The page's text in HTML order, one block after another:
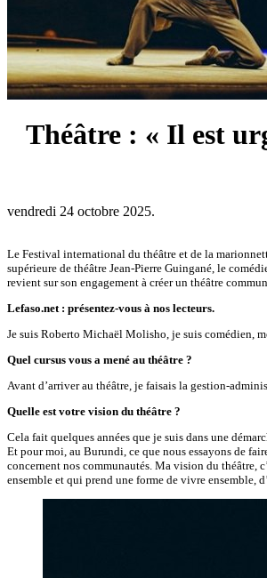
Théâtre : « Il est
vendredi 24 octobre 2025.
Le Festival international du théâtre et de la
supérieure de théâtre Jean-Pierre Guingané, le
revient sur son engagement à créer un théâtre
Lefaso.net : présentez-vous à nos lecteurs.
Je suis Roberto Michaël Molisho, je suis comédien,
Quel cursus vous a mené au théâtre ?
Avant d’arriver au théâtre, je faisais la gestion-
Quelle est votre vision du théâtre ?
Cela fait quelques années que je suis dans une
Et pour moi, au Burundi, ce que nous essayons de
concernent nos communautés. Ma vision du théâtre,
ensemble et qui prend une forme de vivre ensemble,